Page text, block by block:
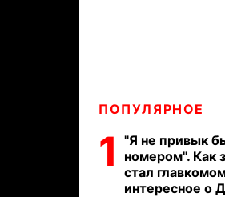
ПОПУЛЯРНОЕ
1
"Я не привык
номером". Как
стал
интересное о